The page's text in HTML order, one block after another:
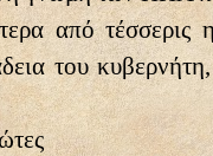
από τέσσερις
του